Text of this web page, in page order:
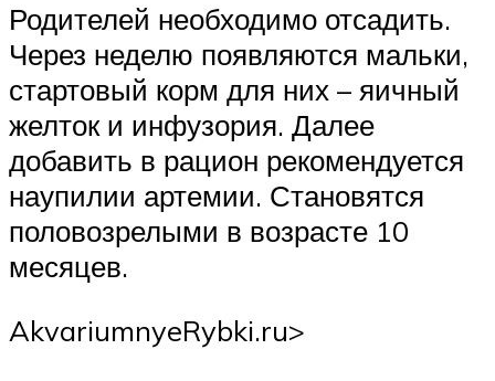
Родителей необходимо отсадить.
Через неделю появляются мальки,
стартовый корм для них – яичный
желток и инфузория. Далее
добавить в рацион рекомендуется
наупилии артемии. Становятся
половозрелыми в возрасте 10
месяцев.
AkvariumnyeRybki.ru‏>